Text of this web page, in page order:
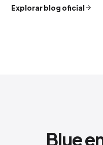
Explorar blog oficial
Blue